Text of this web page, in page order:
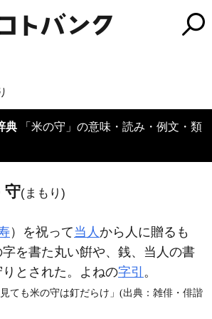
典 「米の守」の意味・読み・例文・類
守(まもり)
）を祝って当人から人に贈るも
を書た丸い餠や、銭、当人の書
りとされた。よねの字引 。
ても米の守は釘だらけ」(出典：雑俳・俳諧